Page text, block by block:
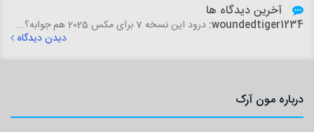
آخرین دیدگاه ها
woundedtiger1234: درود این نسخه 7 برای مکس 2025 هم جوابه؟...
دیدن دیدگاه
درباره مون آرک